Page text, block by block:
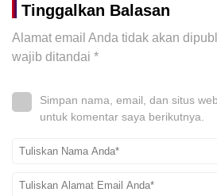
Tinggalkan Balasan
Alamat email Anda tidak akan
wajib ditandai *
Simpan nama, email, dan situs
untuk komentar saya berikutnya.